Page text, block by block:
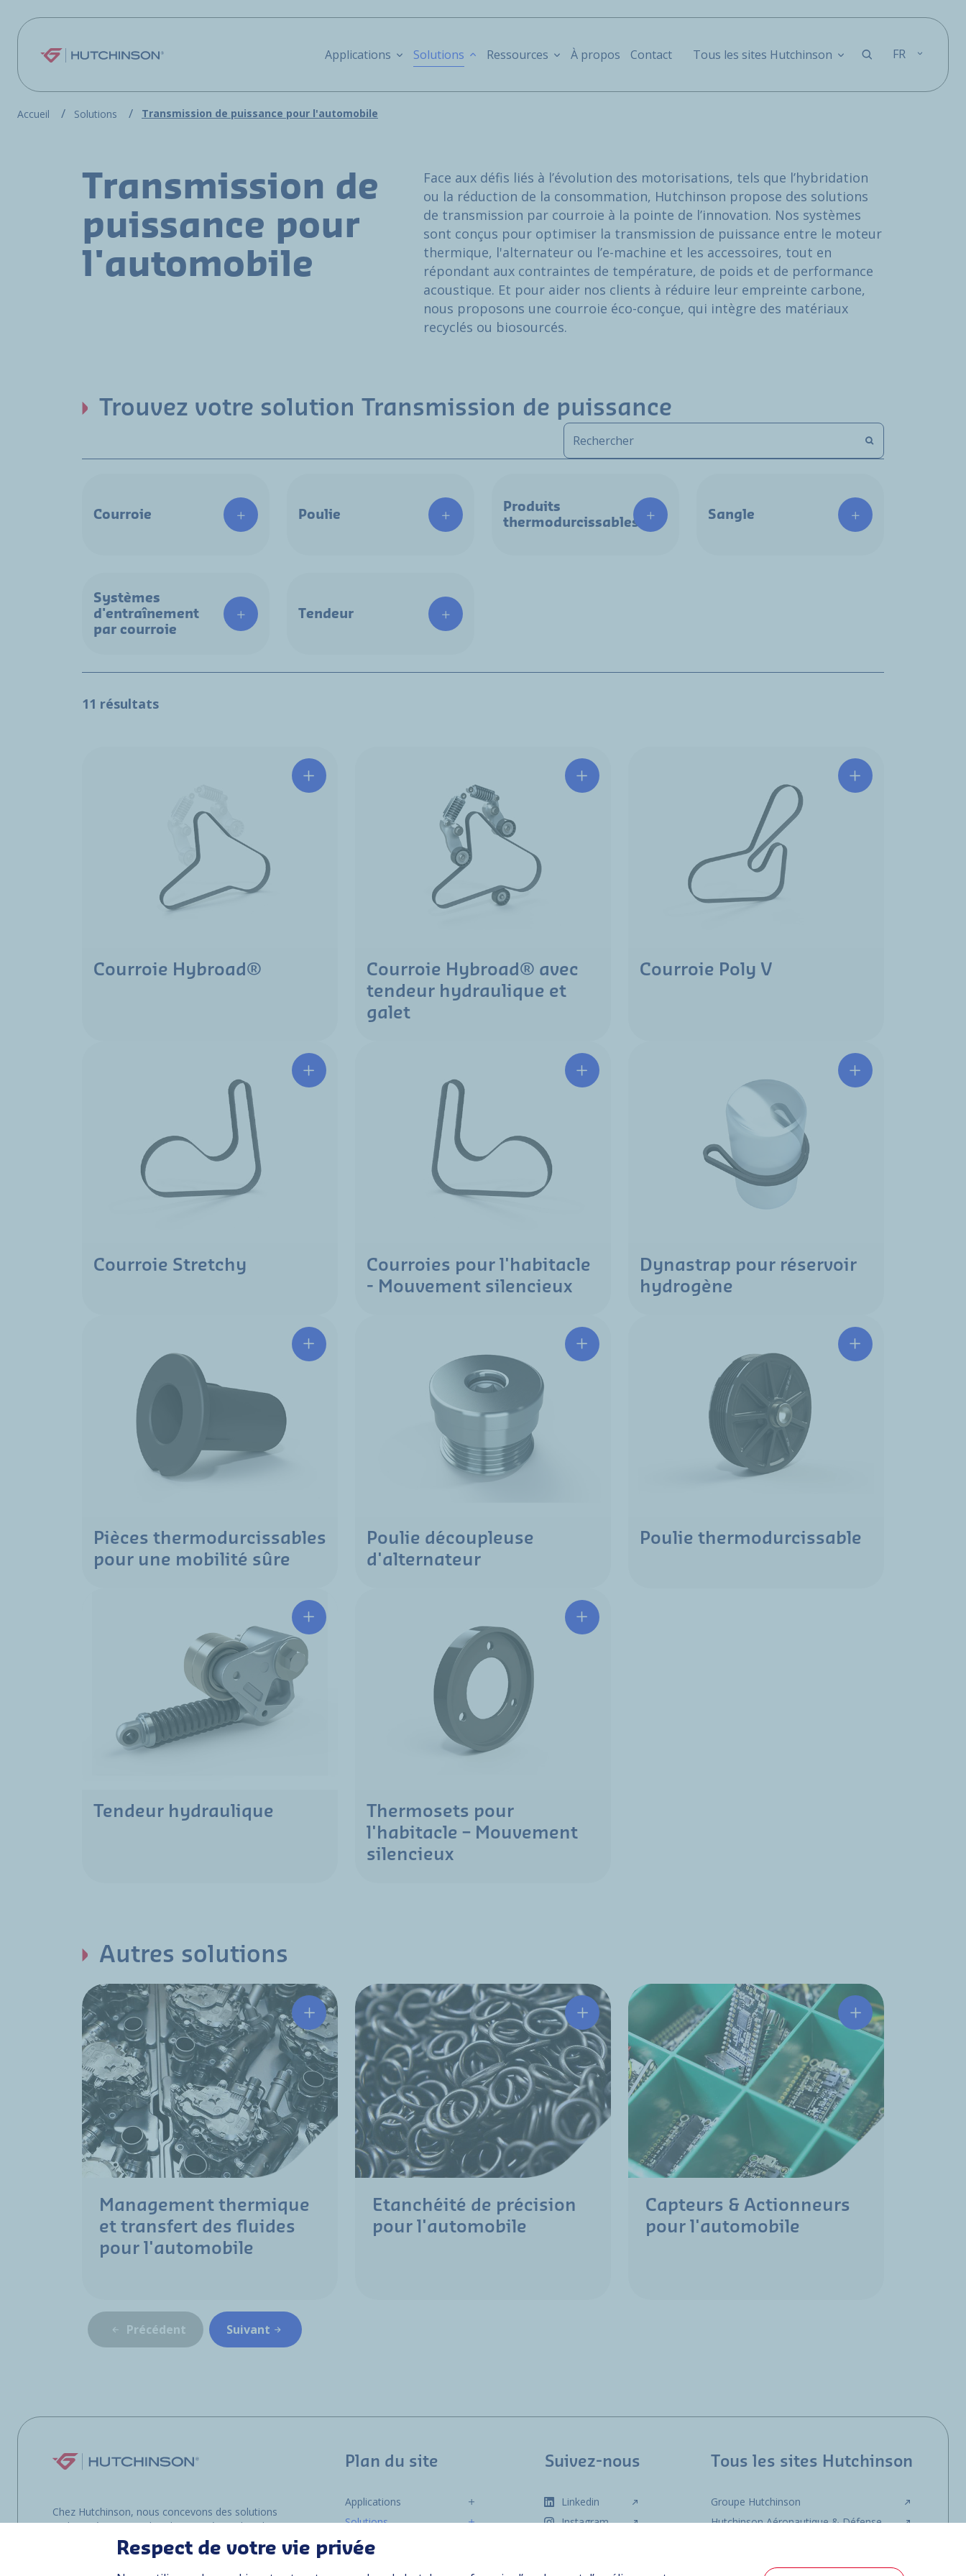
Aller au contenu principal
Applications Solutions Ressources À propos Contact Tous les sites Hutchinson FR
Accueil Solutions Transmission de puissance pour l'automobile
Transmission de
puissance pour
l'automobile
Face aux défis liés à l’évolution des motorisations, tels que l’hybridation
ou la réduction de la consommation, Hutchinson propose des solutions
de transmission par courroie à la pointe de l’innovation. Nos systèmes
sont conçus pour optimiser la transmission de puissance entre le moteur
thermique, l'alternateur ou l’e-machine et les accessoires, tout en
répondant aux contraintes de température, de poids et de performance
acoustique. Et pour aider nos clients à réduire leur empreinte carbone,
nous proposons une courroie éco-conçue, qui intègre des matériaux
recyclés ou biosourcés.
Trouvez votre solution Transmission de puissance
Courroie Poulie
Produits
thermodurcissables
Sangle
Systèmes
d'entraînement
par courroie
Tendeur
11 résultats
Courroie Hybroad®
Courroie Hybroad® avec
tendeur hydraulique et
galet
Courroie Poly V
Courroie Stretchy
Courroies pour l'habitacle
- Mouvement silencieux
Dynastrap pour réservoir
hydrogène
Pièces thermodurcissables
pour une mobilité sûre
Poulie découpleuse
d'alternateur
Poulie thermodurcissable
Tendeur hydraulique
Thermosets pour
l'habitacle – Mouvement
silencieux
Autres solutions
Management thermique
et transfert des fluides
pour l'automobile
Etanchéité de précision
pour l'automobile
Capteurs & Actionneurs
pour l'automobile
Précédent Suivant
Chez Hutchinson, nous concevons des solutions
multimatériaux pour les clients opérant dans les
environnements les plus exigeants, que ce soit
sur terre, dans les airs ou en mer.
Plan du site
Applications
Solutions
Ressources
Suivez-nous
Linkedin
Instagram
Tous les sites Hutchinson
Groupe Hutchinson
Hutchinson Aéronautique & Défense
Respect de votre vie privée